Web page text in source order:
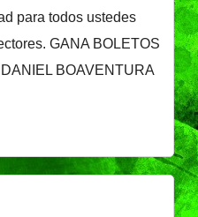
para todos ustedes
GANA BOLETOS
BOAVENTURA